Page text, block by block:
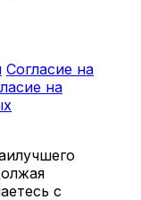
Согласие на
на
с